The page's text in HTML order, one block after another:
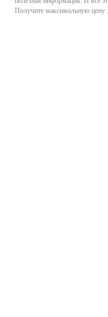
Получите максимальную цену